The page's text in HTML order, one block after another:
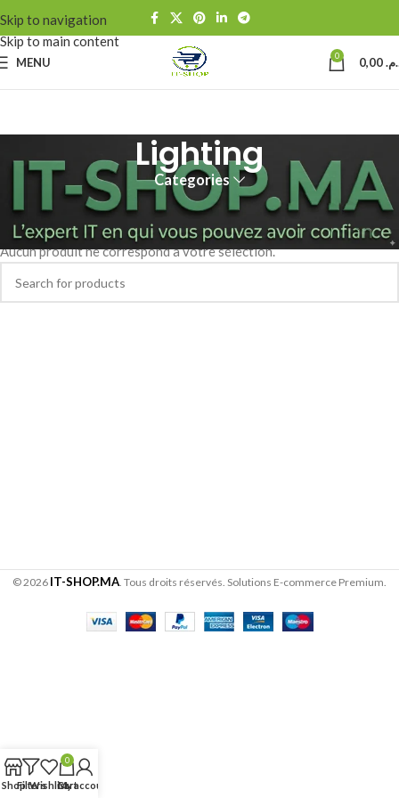
Skip to navigation
Skip to main content
MENU 0
Lighting
Categories
Lighting
Aucun produit ne correspond à votre sélection.
© 2026 IT-SHOP.MA. Tous droits réservés. Solutions E-commerce Premium.
ShopFiltersWishlist
0
Cart
My account